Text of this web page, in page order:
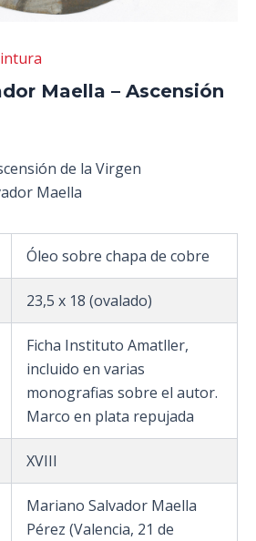
Maella – Ascensión
de la Virgen
Maella
Óleo sobre chapa de cobre
23,5 x 18 (ovalado)
Ficha Instituto Amatller,
incluido en varias
monografias sobre el autor.
Marco en plata repujada
XVIII
Mariano Salvador Maella
Pérez (Valencia, 21 de